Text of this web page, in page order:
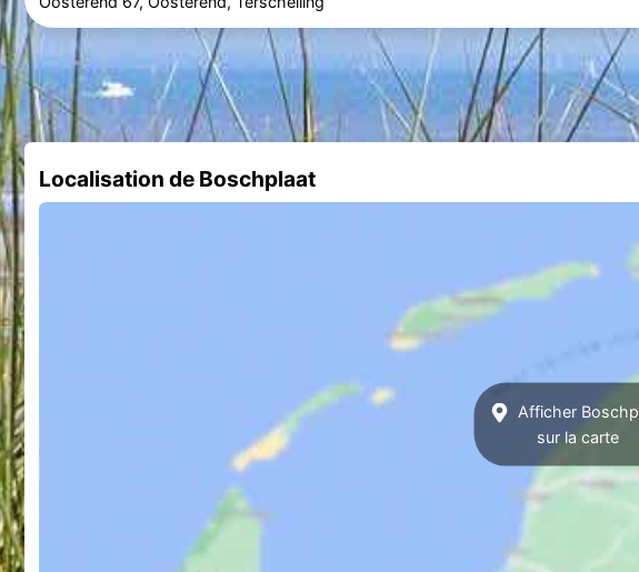
Localisation de Boschplaat
Afficher
sur la carte